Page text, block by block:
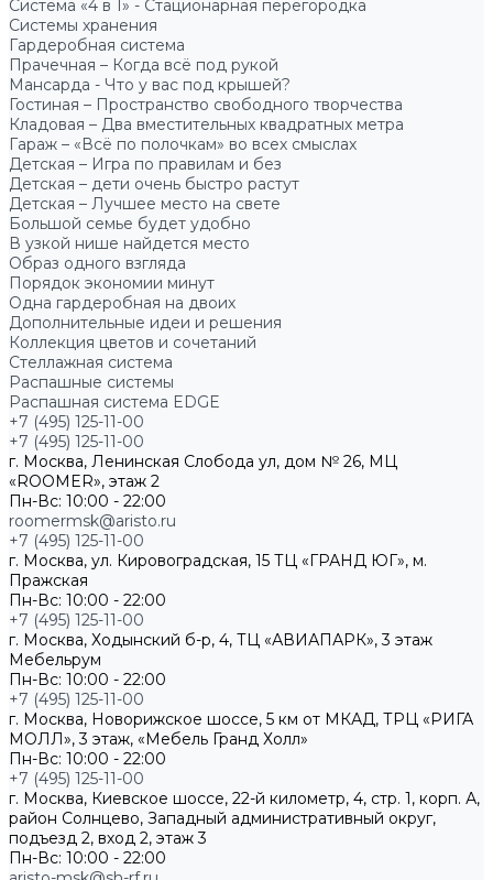
Система «4 в 1» - Стационарная перегородка
Системы хранения
Гардеробная система
Прачечная – Когда всё под рукой
Мансарда - Что у вас под крышей?
Гостиная – Пространство свободного творчества
Кладовая – Два вместительных квадратных метра
Гараж – «Всё по полочкам» во всех смыслах
Детская – Игра по правилам и без
Детская – дети очень быстро растут
Детская – Лучшее место на свете
Большой семье будет удобно
В узкой нише найдется место
Образ одного взгляда
Порядок экономии минут
Одна гардеробная на двоих
Дополнительные идеи и решения
Коллекция цветов и сочетаний
Стеллажная система
Распашные системы
Распашная система EDGE
+7 (495) 125-11-00
+7 (495) 125-11-00
г. Москва, Ленинская Слобода ул, дом № 26, МЦ
«ROOMER», этаж 2
Пн-Вс: 10:00 - 22:00
roomermsk@aristo.ru
+7 (495) 125-11-00
г. Москва, ул. Кировоградская, 15 ТЦ «ГРАНД ЮГ», м.
Пражская
Пн-Вс: 10:00 - 22:00
+7 (495) 125-11-00
г. Москва, Ходынский б-р, 4, ТЦ «АВИАПАРК», 3 этаж
Мебельрум
Пн-Вс: 10:00 - 22:00
+7 (495) 125-11-00
г. Москва, Новорижское шоссе, 5 км от МКАД, ТРЦ «РИГА
МОЛЛ», 3 этаж, «Мебель Гранд Холл»
Пн-Вс: 10:00 - 22:00
+7 (495) 125-11-00
г. Москва, Киевское шоссе, 22-й километр, 4, стр. 1, корп. А,
район Солнцево, Западный административный округ,
подъезд 2, вход 2, этаж 3
Пн-Вс: 10:00 - 22:00